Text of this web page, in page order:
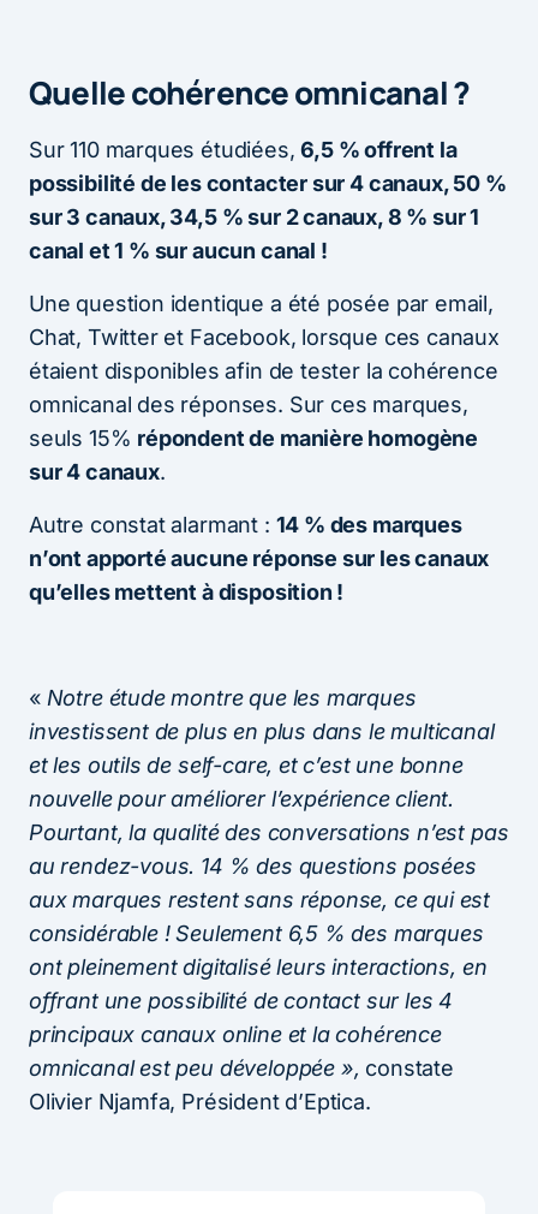
Quelle cohérence omnicanal ?
Sur 110 marques étudiées,6,5 % offrent la
possibilité de les contacter sur 4 canaux, 50 %
sur 3 canaux, 34,5 % sur 2 canaux, 8 % sur 1
canal et 1 % sur aucun canal !
Une question identique a été posée par email,
Chat, Twitter et Facebook, lorsque ces canaux
étaient disponibles afin de tester la cohérence
omnicanal des réponses. Sur ces marques,
seuls 15% répondent de manière homogène
sur 4 canaux.
Autre constat alarmant : 14 % des marques
n’ont apporté aucune réponse sur les canaux
qu’elles mettent à disposition !
« Notre étude montre que les marques
investissent de plus en plus dans le multicanal
et les outils de self-care, et c’est une bonne
nouvelle pour améliorer l’expérience client.
Pourtant, la qualité des conversations n’est pas
au rendez-vous. 14 % des questions posées
aux marques restent sans réponse, ce qui est
considérable ! Seulement 6,5 % des marques
ont pleinement digitalisé leurs interactions, en
offrant une possibilité de contact sur les 4
principaux canaux online et la cohérence
omnicanal est peu développée », constate
Olivier Njamfa, Président d’Eptica.